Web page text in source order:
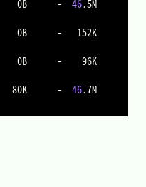
0B      - 46.5M
0B      -   152K
0B      -    96K
80K      - 46.7M